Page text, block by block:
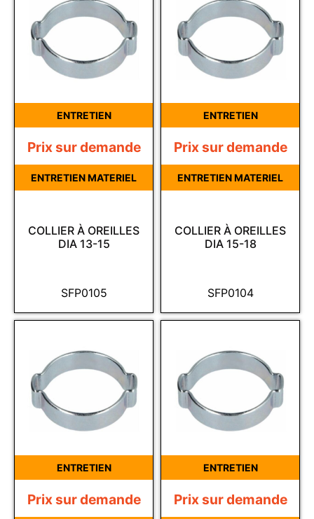
ENTRETIEN
SFP0105
COLLIER À OREILLES
DIA 13-15
Prix sur demande
ENTRETIEN MATERIEL
ENTRETIEN
SFP0104
COLLIER À OREILLES
DIA 15-18
Prix sur demande
ENTRETIEN MATERIEL
ENTRETIEN
Prix sur demande
ENTRETIEN
Prix sur demande